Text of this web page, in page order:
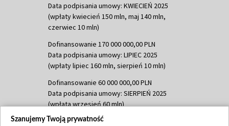
Data podpisania umowy: KWIECIEŃ 2025
(wpłaty kwiecień 150 mln, maj 140 mln,
czerwiec 10 mln)
Dofinansowanie 170 000 000,00 PLN
Data podpisania umowy: LIPIEC 2025
(wpłaty lipiec 160 mln, sierpień 10 mln)
Dofinansowanie 60 000 000,00 PLN
Data podpisania umowy: SIERPIEŃ 2025
(wpłata wrzesień 60 mln)
Dofinansowanie 635 783 051,21 PLN
Szanujemy Twoją prywatność